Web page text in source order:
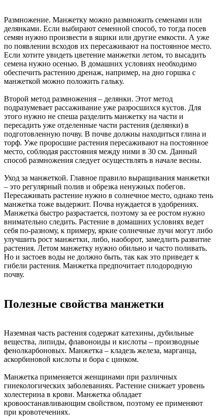
Размножение. Манжетку можно размножить семенами или
делянками. Если выбирают семенной способ, то тогда посев
семян нужно произвести в ящики или другие емкости. А уже
по появлении всходов их пересаживают на постоянное место.
Если хотите увидеть цветение манжетки летом, то высадить
семена нужно осенью. В домашних условиях необходимо
обеспечить растению дренаж, например, на дно горшка с
манжеткой можно положить гальку.
Второй метод размножения – делянки. Этот метод
подразумевает рассаживание уже разросшихся кустов. Для
этого нужно не спеша разделить манжетку на части и
пересадить уже отделенные части растения (делянки) в
подготовленную почву. В почве должны находиться глина и
торф. Уже проросшие растения пересаживают на постоянное
место, соблюдая расстояния между ними в 30 см. Данный
способ размножения следует осуществлять в начале весны.
Уход за манжеткой. Главное правило выращивания манжетки
– это регулярный полив и обрезка ненужных побегов.
Пересаживать растение нужно в солнечное место, однако тень
манжетка тоже выдержит. Почва нуждается в удобрениях.
Манжетка быстро разрастается, поэтому за ее ростом нужно
внимательно следить. Растение в домашних условиях ведет
себя по-разному, к примеру, яркие солнечные лучи могут либо
улучшить рост манжетки, либо, наоборот, замедлить развитие
растения. Летом манжетку нужно обильно и часто поливать.
Но и застоев воды не должно быть, так как это приведет к
гибели растения. Манжетка предпочитает плодородную
почву.
Полезные свойства манжетки
Наземная часть растения содержат катехины, дубильные
вещества, липиды, флавоноиды и кислоты – производные
фенолкарбоновых. Манжетка – кладезь железа, марганца,
аскорбиновой кислоты и бора с цинком.
Манжетка применяется женщинами при различных
гинекологических заболеваниях. Растение снижает уровень
холестерина в крови. Манжетка обладает
кровоостанавливающим свойством, поэтому ее применяют
при кровотечениях.